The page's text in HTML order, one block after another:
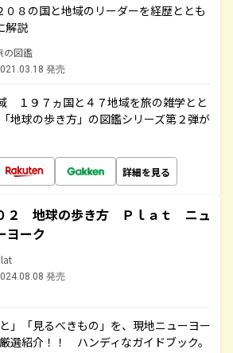
０８の国と地域のリーダーを経歴ととも
解説
の図鑑
発売
１９７ヵ国と４７地域を旅の雑学とと
地球の歩き方」の図鑑シリーズ第２弾が
詳細を見る
２ 地球の歩き方 Ｐｌａｔ ニュ
ヨーク
発売
」「見るべきもの」を、現地ニューヨー
選紹介！！ ハンディなガイドブック。